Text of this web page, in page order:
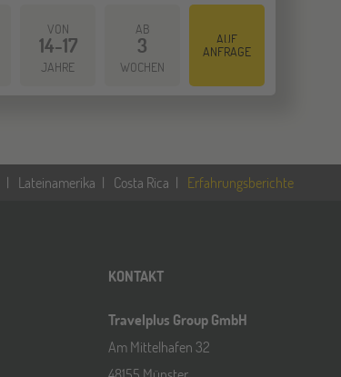
VON
14-17
JAHRE
AB
3
WOCHEN
AUF
ANFRAGE
Lateinamerika Costa Rica Erfahrungsberichte
KONTAKT
Travelplus Group GmbH
Am Mittelhafen 32